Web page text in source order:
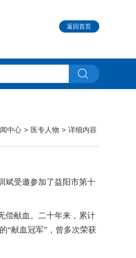
返回首页
中心 > 医专人物 > 详细内容
斌受邀参加了益阳市第十
偿献血。二十年来，累计
“献血冠军”，曾多次荣获